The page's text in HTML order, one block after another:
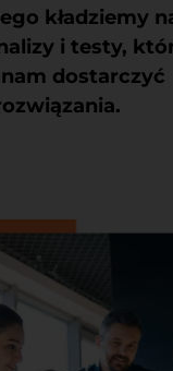
kładziemy
i testy,
dostarczyć